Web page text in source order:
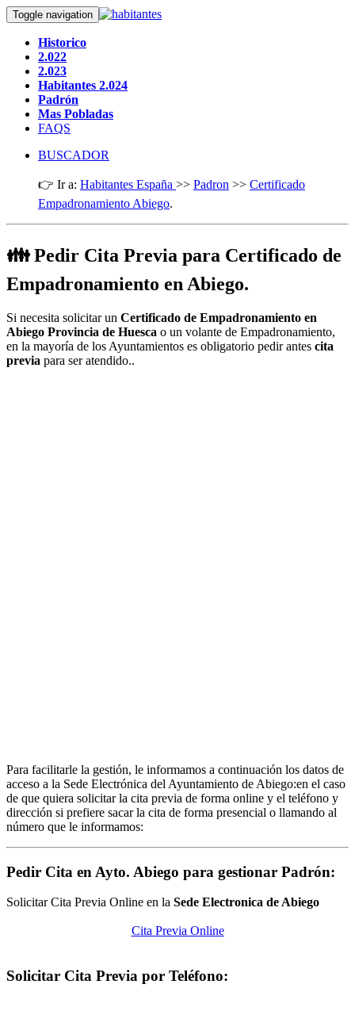
Toggle navigation
Historico
2.022
2.023
Habitantes 2.024
Padrón
Mas Pobladas
FAQS
BUSCADOR
👉 Ir a: Habitantes España >> Padron >> Certificado
Empadronamiento Abiego.
👪 Pedir Cita Previa para Certificado de
Empadronamiento en Abiego.
Si necesita solicitar un Certificado de Empadronamiento en
Abiego Provincia de Huesca o un volante de Empadronamiento,
en la mayoría de los Ayuntamientos es obligatorio pedir antes cita
previa para ser atendido..
Para facilitarle la gestión, le informamos a continuación los datos de
acceso a la Sede Electrónica del Ayuntamiento de Abiego:en el caso
de que quiera solicitar la cita previa de forma online y el teléfono y
dirección si prefiere sacar la cita de forma presencial o llamando al
número que le informamos:
Pedir Cita en Ayto. Abiego para gestionar Padrón:
Solicitar Cita Previa Online en la Sede Electronica de Abiego
Cita Previa Online
Solicitar Cita Previa por Teléfono: